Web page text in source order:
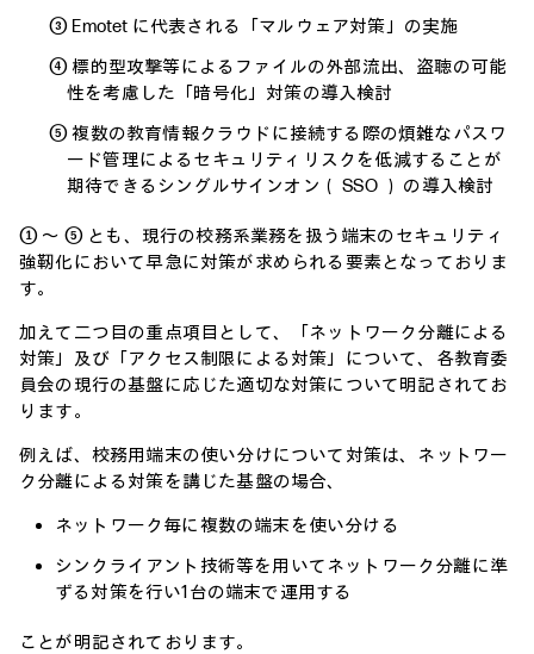
③ Emotet に代表される「マルウェア対策」の実施
④ 標的型攻撃等によるファイルの外部流出、盗聴の可能
性を考慮した「暗号化」対策の導入検討
⑤ 複数の教育情報クラウドに接続する際の煩雑なパスワ
ード管理によるセキュリティリスクを低減することが
期待できるシングルサインオン（ SSO ） の導入検討
① ～ ⑤ とも、現行の校務系業務を扱う端末のセキュリティ
強靭化において早急に対策が求められる要素となっておりま
す。
加えて二つ目の重点項目として、「ネットワーク分離による
対策」及び「アクセス制限による対策」について、各教育委
員会の現行の基盤に応じた適切な対策について明記されてお
ります。
例えば、校務用端末の使い分けについて対策は、ネットワー
ク分離による対策を講じた基盤の場合、
ネットワーク毎に複数の端末を使い分ける
シンクライアント技術等を用いてネットワーク分離に準
ずる対策を行い1台の端末で運用する
ことが明記されております。